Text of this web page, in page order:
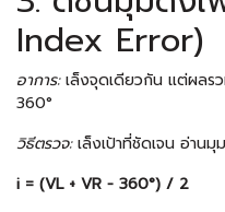
Index Error)
อาการ:เล็งจุดเดียวกัน แต่ผลรว
360°
วิธีตรวจ:เล็งเป้าที่ชัดเจน อ่าน
i = (VL + VR − 360°) / 2